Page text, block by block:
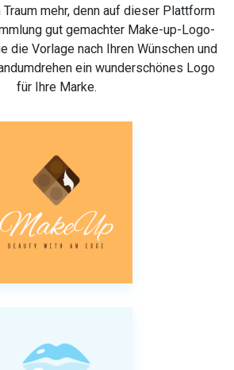
mehr, denn auf dieser Plattform
gut gemachter Make-up-Logo-
die Vorlage nach Ihren Wünschen und
ein wunderschönes Logo
für Ihre Marke.